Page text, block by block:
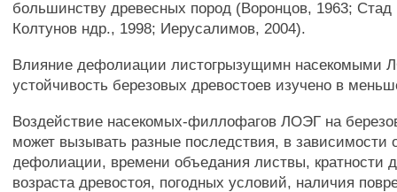
большинству древесных пород (Воронцов, 1963; Стад
Колтунов ндр., 1998; Иерусалимов, 2004).
Влияние дефолиации листогрызущимн насекомыми
устойчивость березовых древостоев изучено в
Воздействие насекомых-филлофагов ЛОЭГ на
может вызывать разные последствия, в зависимости
дефолиации, времени объедания листвы, кратности
возраста древостоя, погодных условий, наличия